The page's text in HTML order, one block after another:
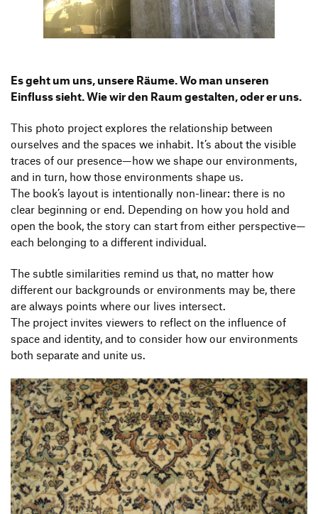
Transfer und Kooperation
Produktgestaltung B.A.
Strategische Gestaltung M.A.
Es geht um uns, unsere Räume. Wo man unseren
Einfluss sieht. Wie wir den Raum gestalten, oder er uns.
This photo project explores the relationship between
ourselves and the spaces we inhabit. It’s about the visible
traces of our presence—how we shape our environments,
and in turn, how those environments shape us.
The book’s layout is intentionally non-linear: there is no
clear beginning or end. Depending on how you hold and
open the book, the story can start from either perspective—
each belonging to a different individual.
The subtle similarities remind us that, no matter how
different our backgrounds or environments may be, there
are always points where our lives intersect.
The project invites viewers to reflect on the influence of
space and identity, and to consider how our environments
both separate and unite us.